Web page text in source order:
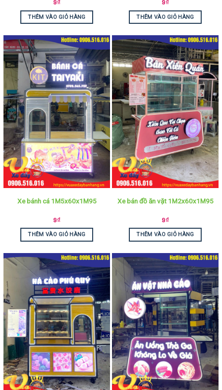
9₫
THÊM VÀO GIỎ HÀNG
9₫
THÊM VÀO GIỎ HÀNG
Xe bánh cá 1M5x60x1M95
9₫
THÊM VÀO GIỎ HÀNG
Xe bán đồ ăn vặt 1M2x60x1M95
9₫
THÊM VÀO GIỎ HÀNG